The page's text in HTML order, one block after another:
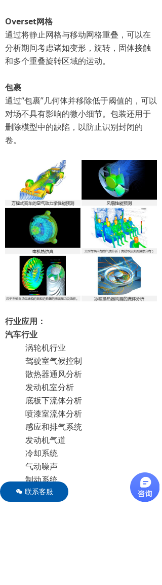
Overset网格
通过将静止网格与移动网格重叠，可以在
分析期间考虑诸如变形，旋转，固体接触
和多个重叠旋转区域的运动。
包裹
通过“包裹”几何体并移除低于阈值的，可以
对场不具有影响的微小细节。包装还用于
删除模型中的缺陷，以防止识别封闭的
卷。
行业应用：
汽车行业
涡轮机行业
驾驶室气候控制
散热器通风分析
发动机室分析
底板下流体分析
喷漆室流体分析
感应和排气系统
发动机气道
冷却系统
气动噪声
制动系统
油箱晃动
너 联系客服